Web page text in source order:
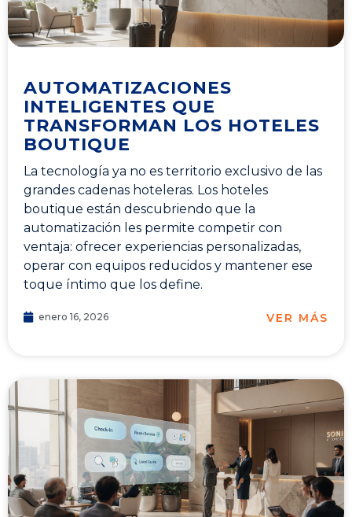
AUTOMATIZACIONES
INTELIGENTES QUE
TRANSFORMAN LOS HOTELES
BOUTIQUE
La tecnología ya no es territorio exclusivo de las
grandes cadenas hoteleras. Los hoteles
boutique están descubriendo que la
automatización les permite competir con
ventaja: ofrecer experiencias personalizadas,
operar con equipos reducidos y mantener ese
toque íntimo que los define.
enero 16, 2026 VER MÁS